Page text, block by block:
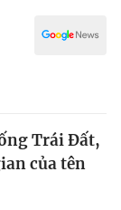
Trái Đất,
của tên